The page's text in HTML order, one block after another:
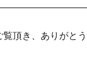
頂き、ありがとう